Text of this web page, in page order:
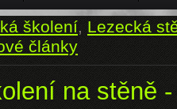
školení, Lezecká
články
na stěně